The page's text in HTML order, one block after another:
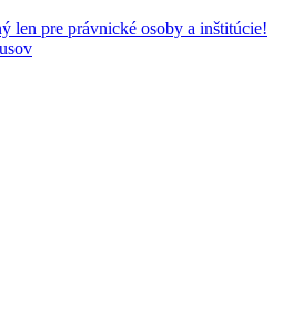
len pre právnické osoby a inštitúcie!